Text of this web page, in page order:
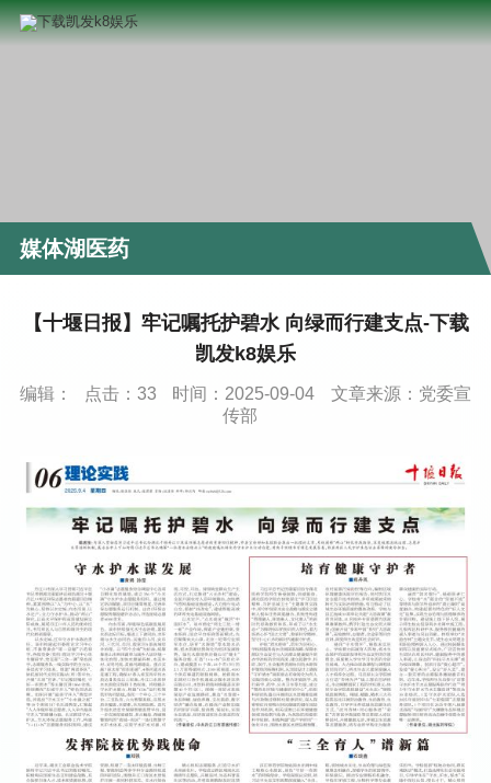
媒体湖医药
【十堰日报】牢记嘱托护碧水 向绿而行建支点-下载
凯发k8娱乐
编辑： 点击： 33 时间：2025-09-04
文章来源：党委宣
传部